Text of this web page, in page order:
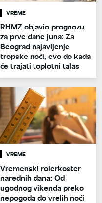
VREME
RHMZ objavio prognozu
za prve dane juna: Za
Beograd najavljenje
tropske noći, evo do kada
će trajati toplotni talas
VREME
Vremenski rolerkoster
narednih dana: Od
ugodnog vikenda preko
nepogoda do vrelih noći